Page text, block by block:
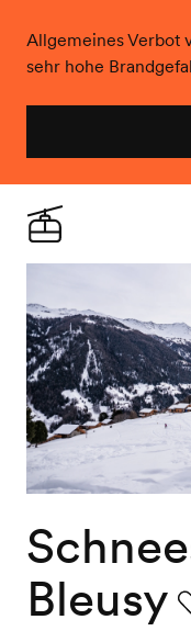
Allgemeines Verbot
sehr hohe
Live
Bleusy